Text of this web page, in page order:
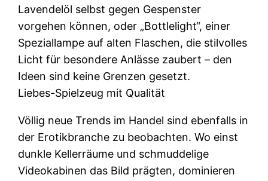
Lavendelöl selbst gegen Gespenster
vorgehen können, oder „Bottlelight“, einer
Speziallampe auf alten Flaschen, die stilvolles
Licht für besondere Anlässe zaubert – den
Ideen sind keine Grenzen gesetzt.
Liebes-Spielzeug mit Qualität
Völlig neue Trends im Handel sind ebenfalls in
der Erotikbranche zu beobachten. Wo einst
dunkle Kellerräume und schmuddelige
Videokabinen das Bild prägten, dominieren